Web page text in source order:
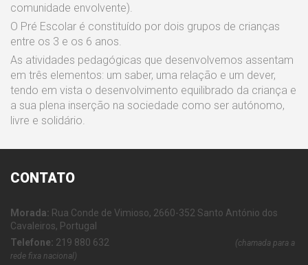
comunidade envolvente).
O Pré Escolar é constituído por dois grupos de crianças
entre os 3 e os 6 anos.
As atividades pedagógicas que desenvolvemos assentam
em três elementos: um saber, uma relação e um dever,
tendo em vista o desenvolvimento equilibrado da criança e
a sua plena inserção na sociedade como ser autónomo,
livre e solidário.
CONTATO
Morada: Rua Conde de Vimioso, 2660-352 Santo António dos
Cavaleiros, Portugal
Telefone: 219 880 632
(chamada para a
rede fixa nacional)